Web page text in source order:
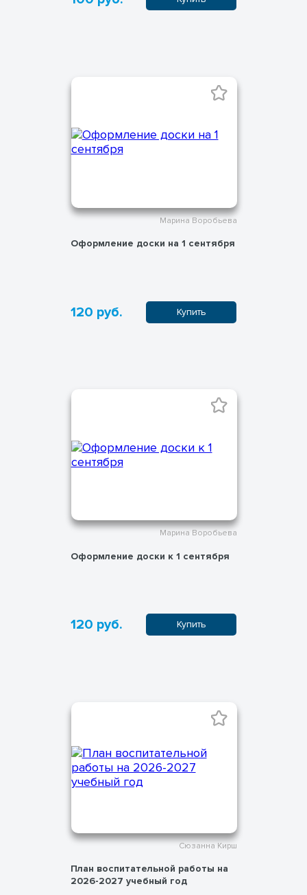
Марина Воробьева
Оформление доски на 1 сентября
120 руб. Купить
Марина Воробьева
Оформление доски к 1 сентября
120 руб. Купить
Сюзанна Кирш
План воспитательной работы на
2026-2027 учебный год